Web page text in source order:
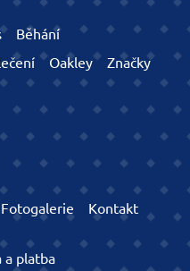
Běhání
Oakley
Značky
Fotogalerie Kontakt
a platba